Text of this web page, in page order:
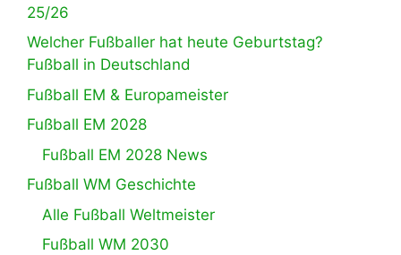
25/26
Welcher Fußballer hat heute Geburtstag?
Fußball in Deutschland
Fußball EM & Europameister
Fußball EM 2028
Fußball EM 2028 News
Fußball WM Geschichte
Alle Fußball Weltmeister
Fußball WM 2030